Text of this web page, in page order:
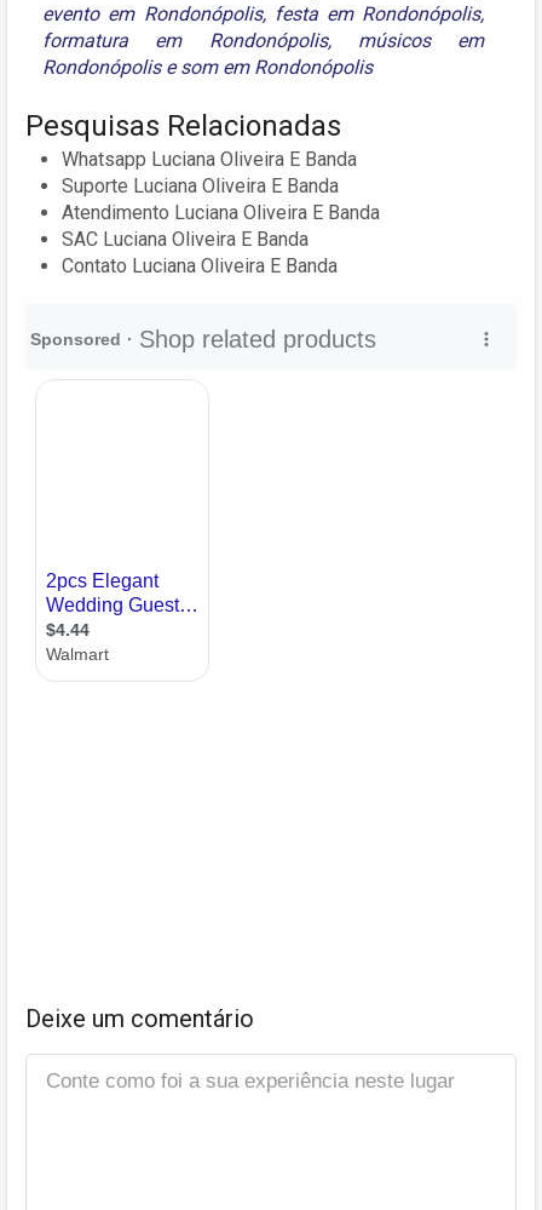
evento em Rondonópolis, festa em Rondonópolis,
formatura em Rondonópolis, músicos em
Rondonópolisesom em Rondonópolis
Pesquisas Relacionadas
Whatsapp Luciana Oliveira E Banda
Suporte Luciana Oliveira E Banda
Atendimento Luciana Oliveira E Banda
SAC Luciana Oliveira E Banda
Contato Luciana Oliveira E Banda
Deixe um comentário